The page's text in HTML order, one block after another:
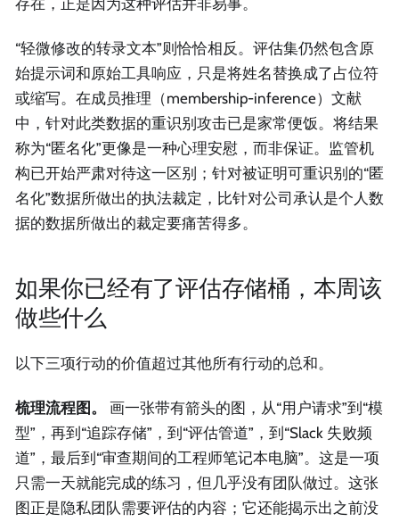
存在，正是因为这种评估并非易事。
“轻微修改的转录文本”则恰恰相反。评估集仍然包含原
始提示词和原始工具响应，只是将姓名替换成了占位符
或缩写。在成员推理（membership-inference）文献
中，针对此类数据的重识别攻击已是家常便饭。将结果
称为“匿名化”更像是一种心理安慰，而非保证。监管机
构已开始严肃对待这一区别；针对被证明可重识别的“匿
名化”数据所做出的执法裁定，比针对公司承认是个人数
据的数据所做出的裁定要痛苦得多。
如果你已经有了评估存储桶，本周该
做些什么
以下三项行动的价值超过其他所有行动的总和。
梳理流程图。
画一张带有箭头的图，从“用户请求”到“模
型”，再到“追踪存储”，到“评估管道”，到“Slack 失败频
道”，最后到“审查期间的工程师笔记本电脑”。这是一项
只需一天就能完成的练习，但几乎没有团队做过。这张
图正是隐私团队需要评估的内容；它还能揭示出之前没